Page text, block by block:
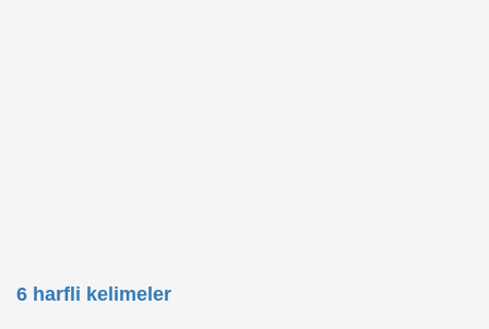
6 harfli kelimeler